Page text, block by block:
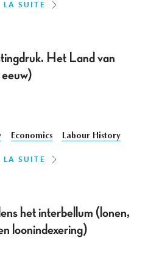
LA SUITE
Het Land van
Economics Labour History
LA SUITE
het interbellum (lonen,
loonindexering)